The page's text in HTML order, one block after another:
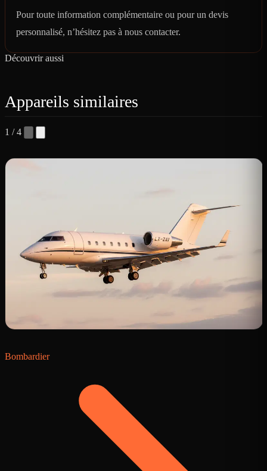
Pour toute information complémentaire ou pour un devis
personnalisé, n’hésitez pas à nous contacter.
Découvrir aussi
Appareils similaires
1 / 4
Bombardier